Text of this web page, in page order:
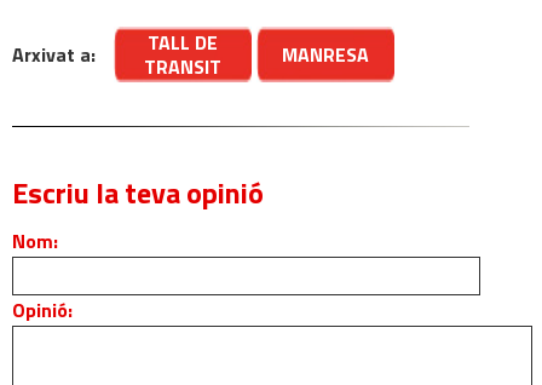
Arxivat a:
TALL DE
TRANSIT
MANRESA
Escriu la teva opinió
Nom:
Opinió: